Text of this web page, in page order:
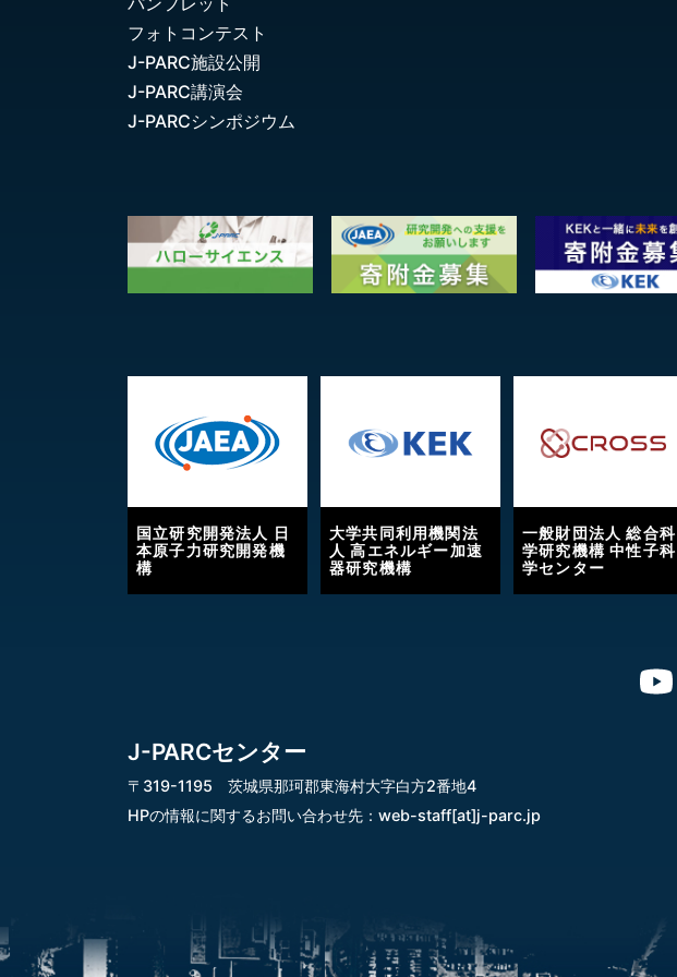
フォトコンテスト
J-PARC施設公開
J-PARC講演会
J-PARCシンポジウム
国立研究開発法人 日
本原子力研究開発機
構
大学共同利用機関法
人 高エネルギー加速
器研究機構
一般財団法人 総合科
学研究機構 中性子科
学センター
J-PARCセンター
〒319-1195 茨城県那珂郡東海村大字白方2番地4
HPの情報に関するお問い合わせ先： web-staff[at]j-parc.jp